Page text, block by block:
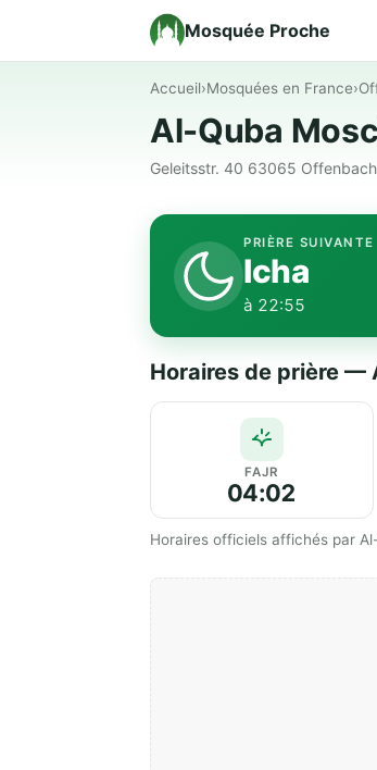
Mosquée Proche
Accueil›Mosquées en France›
Al-Quba
Geleitsstr. 40 63065
PRIÈRE SUIVANTE
Icha
à 22:55
Horaires de prière —
FAJR
04:02
Horaires officiels affichés par